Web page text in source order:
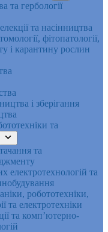
та гербології
та насінництва
фітопатології,
і карантину рослин
і зберігання
та
та
електротехнологій та
робототехніки,
та електротехніки
та комп’ютерно-